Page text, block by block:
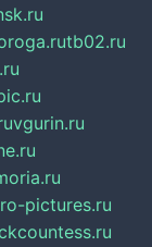
tb02.ru
vgurin.ru
pictures.ru